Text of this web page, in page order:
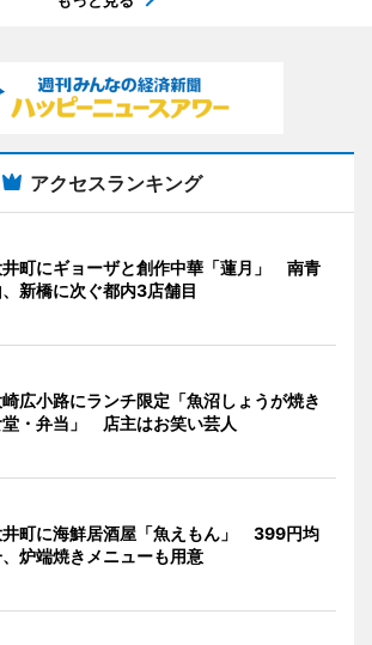
アクセスランキング
町にギョーザと創作中華「蓮月」 南青
、新橋に次ぐ都内3店舗目
広小路にランチ限定「魚沼しょうが焼き
・弁当」 店主はお笑い芸人
町に海鮮居酒屋「魚えもん」 399円均
炉端焼きメニューも用意